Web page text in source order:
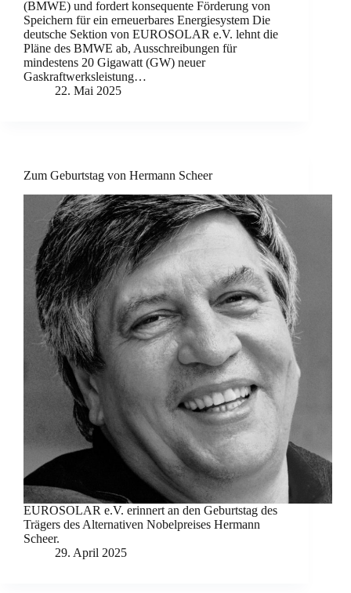
(BMWE) und fordert konsequente Förderung von
Speichern für ein erneuerbares Energiesystem Die
deutsche Sektion von EUROSOLAR e.V. lehnt die
Pläne des BMWE ab, Ausschreibungen für
mindestens 20 Gigawatt (GW) neuer
Gaskraftwerksleistung…
22. Mai 2025
Zum Geburtstag von Hermann Scheer
EUROSOLAR e.V. erinnert an den Geburtstag des
Trägers des Alternativen Nobelpreises Hermann
Scheer.
29. April 2025